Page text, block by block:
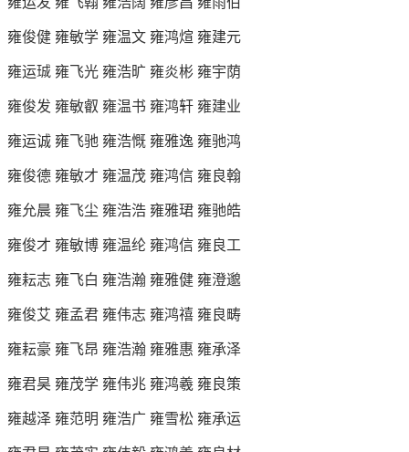
雍俊健 雍敏学 雍温文 雍鸿煊 雍建元
雍运珹 雍飞光 雍浩旷 雍炎彬 雍宇荫
雍俊发 雍敏叡 雍温书 雍鸿轩 雍建业
雍运诚 雍飞驰 雍浩慨 雍雅逸 雍驰鸿
雍俊德 雍敏才 雍温茂 雍鸿信 雍良翰
雍允晨 雍飞尘 雍浩浩 雍雅珺 雍驰皓
雍俊才 雍敏博 雍温纶 雍鸿信 雍良工
雍耘志 雍飞白 雍浩瀚 雍雅健 雍澄邈
雍俊艾 雍孟君 雍伟志 雍鸿禧 雍良畴
雍耘豪 雍飞昂 雍浩瀚 雍雅惠 雍承泽
雍君昊 雍茂学 雍伟兆 雍鸿羲 雍良策
雍越泽 雍范明 雍浩广 雍雪松 雍承运